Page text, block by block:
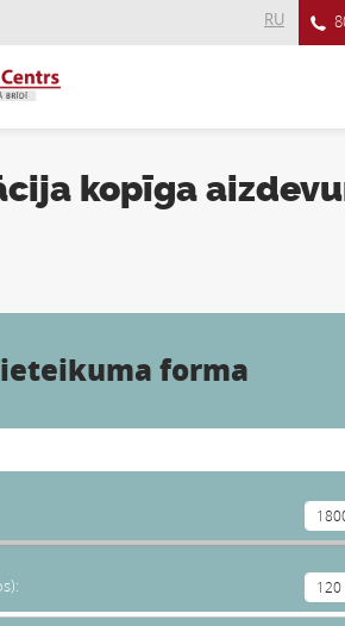
RU
kopīga
forma